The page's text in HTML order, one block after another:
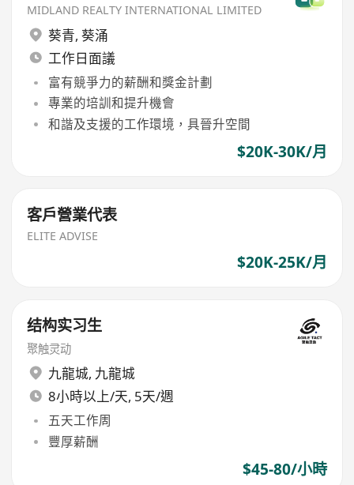
MIDLAND REALTY INTERNATIONAL LIMITED
葵青, 葵涌
工作日面議
富有競爭力的薪酬和獎金計劃
專業的培訓和提升機會
和諧及支援的工作環境，具晉升空間
$20K-30K/月
客戶營業代表
ELITE ADVISE
$20K-25K/月
结构实习生
聚触灵动
九龍城, 九龍城
8小時以上/天, 5天/週
五天工作周
豐厚薪酬
$45-80/小時